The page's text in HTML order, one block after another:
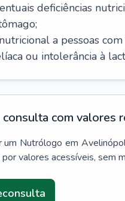
deficiências
a pessoas
ou intolerância à
com valores
um Nutrólogo em
valores acessíveis, sem